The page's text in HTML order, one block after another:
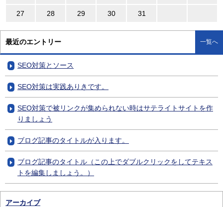
27 28 29 30 31
最近のエントリー 一覧へ
SEO対策とソース
SEO対策は実践ありきです。
SEO対策で被リンクが集められない時はサテライトサイトを作
りましょう
ブログ記事のタイトルが入ります。
ブログ記事のタイトル（この上でダブルクリックをしてテキス
トを編集しましょう。）
アーカイブ